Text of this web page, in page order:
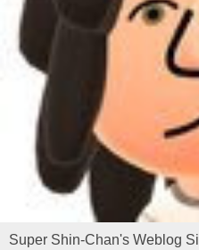
Super Shin-Chan's Weblog